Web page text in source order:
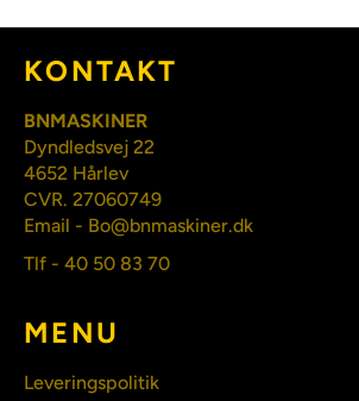
KONTAKT
BNMASKINER
Dyndledsvej 22
4652 Hårlev
CVR. 27060749
Email - Bo@bnmaskiner.dk
Tlf - 40 50 83 70
MENU
Leveringspolitik